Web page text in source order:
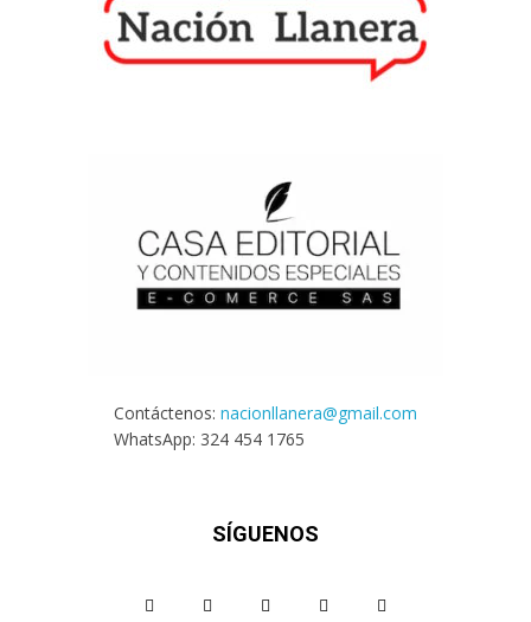
Contáctenos: nacionllanera@gmail.com
WhatsApp: 324 454 1765
SÍGUENOS